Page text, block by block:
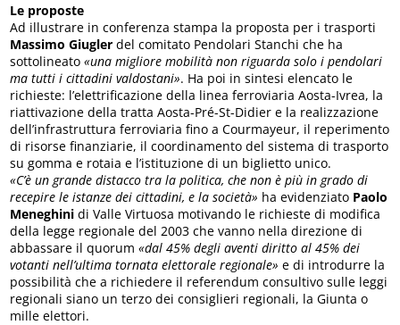
Le proposte
Ad illustrare in conferenza stampa la proposta per i trasporti
Massimo Giugler del comitato Pendolari Stanchi che ha
sottolineato«una migliore mobilità non riguarda solo i pendolari
ma tutti i cittadini valdostani». Ha poi in sintesi elencato le
richieste: l’elettrificazione della linea ferroviaria Aosta-Ivrea, la
riattivazione della tratta Aosta-Pré-St-Didier e la realizzazione
dell’infrastruttura ferroviaria fino a Courmayeur, il reperimento
di risorse finanziarie, il coordinamento del sistema di trasporto
su gomma e rotaia e l’istituzione di un biglietto unico.
«C’è un grande distacco tra la politica, che non è più in grado di
recepire le istanze dei cittadini, e la società» ha evidenziato Paolo
Meneghini di Valle Virtuosa motivando le richieste di modifica
della legge regionale del 2003 che vanno nella direzione di
abbassare il quorum«dal 45% degli aventi diritto al 45% dei
votanti nell’ultima tornata elettorale regionale» e di introdurre la
possibilità che a richiedere il referendum consultivo sulle leggi
regionali siano un terzo dei consiglieri regionali, la Giunta o
mille elettori.